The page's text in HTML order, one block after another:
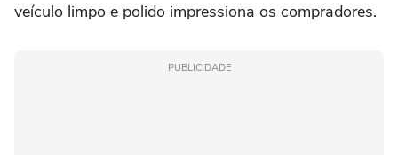
veículo limpo e polido impressiona os compradores.
PUBLICIDADE